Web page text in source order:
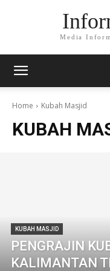
Media
Home Kubah Masjid
KUBAH
KUBAH MASJID
PENGRAJIN
KALIMANTAN